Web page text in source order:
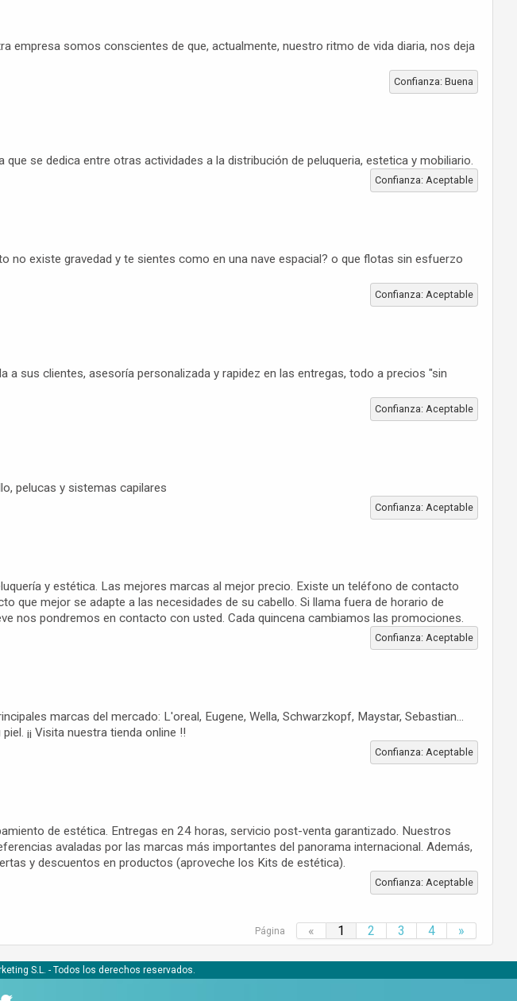
empresa somos conscientes de que, actualmente, nuestro ritmo de vida diaria, nos deja
Confianza: Buena
se dedica entre otras actividades a la distribución de peluqueria, estetica y mobiliario.
Confianza: Aceptable
no existe gravedad y te sientes como en una nave espacial? o que flotas sin esfuerzo
Confianza: Aceptable
a sus clientes, asesoría personalizada y rapidez en las entregas, todo a precios "sin
Confianza: Aceptable
pelucas y sistemas capilares
Confianza: Aceptable
y estética. Las mejores marcas al mejor precio. Existe un teléfono de contacto
que mejor se adapte a las necesidades de su cabello. Si llama fuera de horario de
nos pondremos en contacto con usted. Cada quincena cambiamos las promociones.
Confianza: Aceptable
marcas del mercado: L'oreal, Eugene, Wella, Schwarzkopf, Maystar, Sebastian...
¡¡ Visita nuestra tienda online !!
Confianza: Aceptable
de estética. Entregas en 24 horas, servicio post-venta garantizado. Nuestros
avaladas por las marcas más importantes del panorama internacional. Además,
y descuentos en productos (aproveche los Kits de estética).
Confianza: Aceptable
Página « 1 2 3 4 »
S.L. - Todos los derechos reservados.